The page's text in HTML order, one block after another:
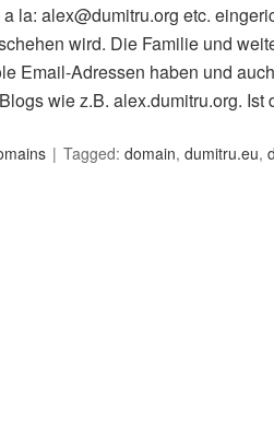
la: alex@dumitru.org etc.
wird. Die Familie und
Email-Adressen haben und
wie z.B. alex.dumitru.org. Ist
Tagged: domain, dumitru.eu,